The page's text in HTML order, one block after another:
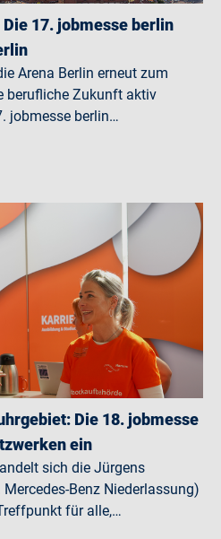
17. jobmesse berlin
Arena Berlin erneut zum
berufliche Zukunft aktiv
jobmesse berlin…
Die 18. jobmesse
ein
sich die Jürgens
Benz Niederlassung)
für alle,…